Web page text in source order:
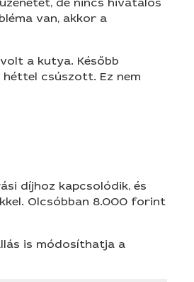
van, akkor a
a kutya. Később
csúszott. Ez nem
díjhoz kapcsolódik, és
Olcsóbban 8.000 forint
is módosíthatja a